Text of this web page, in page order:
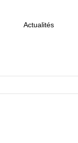
Actualités